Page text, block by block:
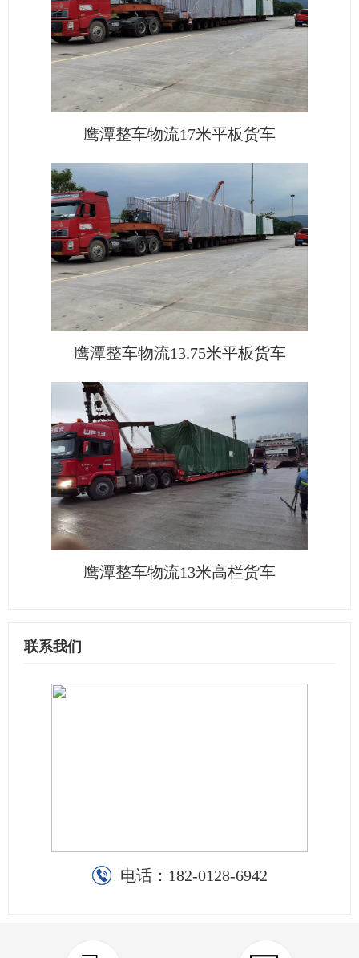
鹰潭整车物流17米平板货车
鹰潭整车物流13.75米平板货车
鹰潭整车物流13米高栏货车
联系我们
电话： 182-0128-6942